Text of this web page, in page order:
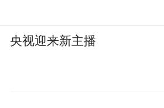
央视迎来新主播